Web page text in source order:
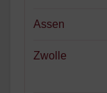
Assen
Zwolle